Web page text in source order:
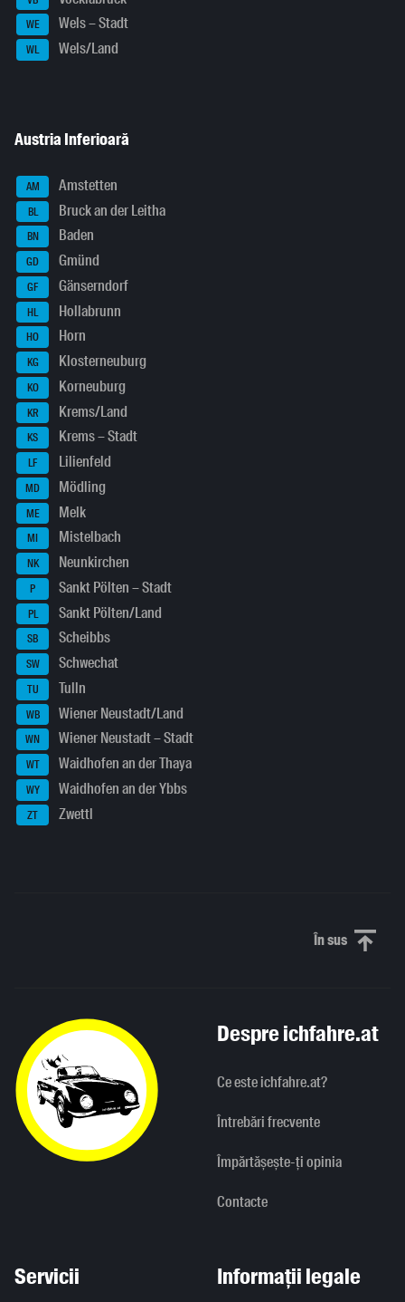
WE Wels – Stadt
WL Wels/Land
Austria Inferioară
AM Amstetten
BL Bruck an der Leitha
BN Baden
GD Gmünd
GF Gänserndorf
HL Hollabrunn
HO Horn
KG Klosterneuburg
KO Korneuburg
KR Krems/Land
KS Krems – Stadt
LF Lilienfeld
MD Mödling
ME Melk
MI Mistelbach
NK Neunkirchen
P Sankt Pölten – Stadt
PL Sankt Pölten/Land
SB Scheibbs
SW Schwechat
TU Tulln
WB Wiener Neustadt/Land
WN Wiener Neustadt – Stadt
WT Waidhofen an der Thaya
WY Waidhofen an der Ybbs
ZT Zwettl
În susDerulați
Despre ichfahre.at
Ce este ichfahre.at?
Întrebări frecvente
Împărtășește-ți opinia
Contacte
Servicii Informații legale